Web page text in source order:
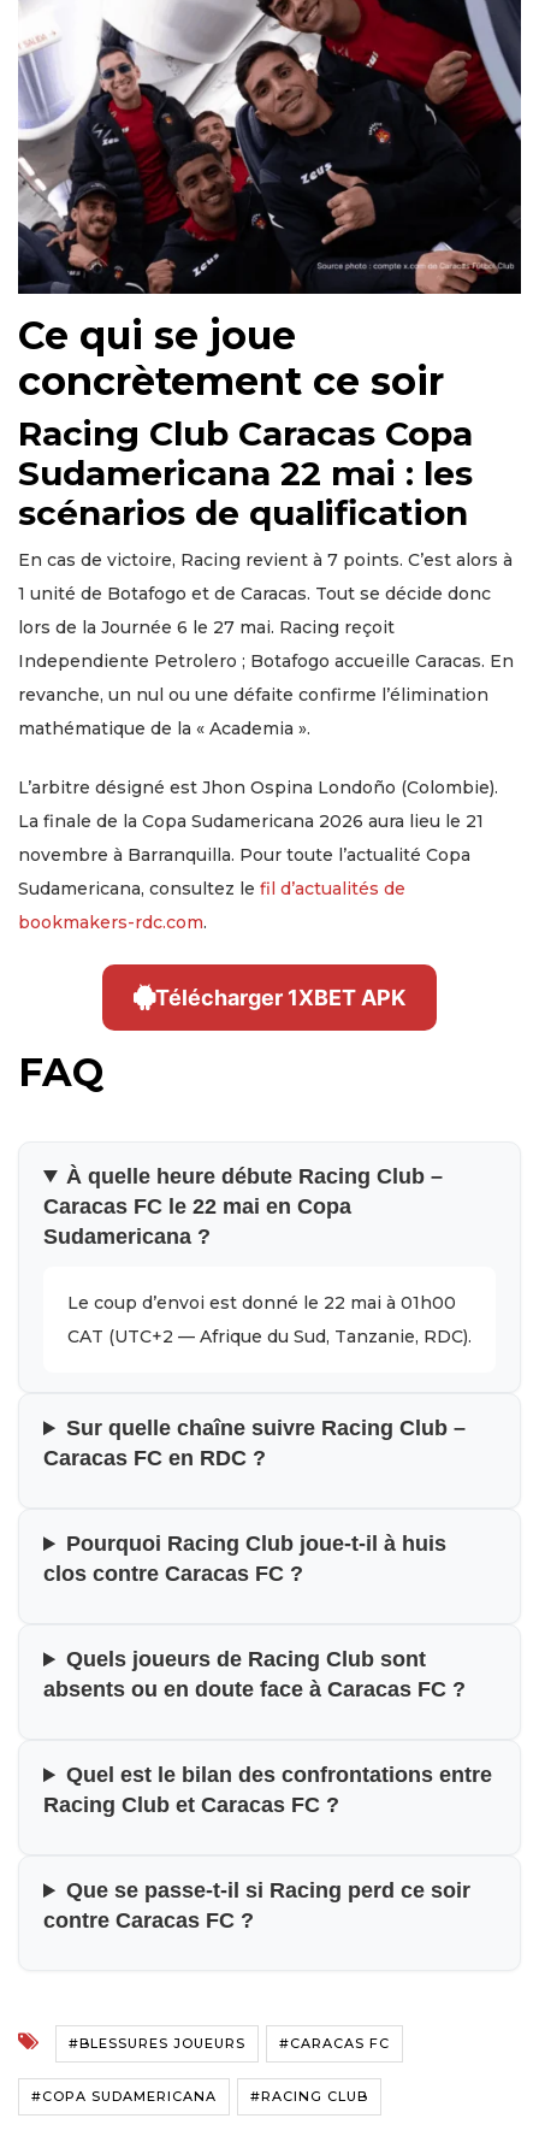
Ce qui se joue
concrètement ce soir
Racing Club Caracas Copa
Sudamericana 22 mai : les
scénarios de qualification
En cas de victoire, Racing revient à 7 points. C’est alors à
1 unité de Botafogo et de Caracas. Tout se décide donc
lors de la Journée 6 le 27 mai. Racing reçoit
Independiente Petrolero ; Botafogo accueille Caracas. En
revanche, un nul ou une défaite confirme l’élimination
mathématique de la « Academia ».
L’arbitre désigné est Jhon Ospina Londoño (Colombie).
La finale de la Copa Sudamericana 2026 aura lieu le 21
novembre à Barranquilla. Pour toute l’actualité Copa
Sudamericana, consultez le fil d’actualités de
bookmakers-rdc.com.
Télécharger 1XBET APK
FAQ
À quelle heure débute Racing Club –
Caracas FC le 22 mai en Copa
Sudamericana ?
Le coup d’envoi est donné le 22 mai à 01h00
CAT (UTC+2 — Afrique du Sud, Tanzanie, RDC).
Sur quelle chaîne suivre Racing Club –
Caracas FC en RDC ?
Pourquoi Racing Club joue-t-il à huis
clos contre Caracas FC ?
Quels joueurs de Racing Club sont
absents ou en doute face à Caracas FC ?
Quel est le bilan des confrontations entre
Racing Club et Caracas FC ?
Que se passe-t-il si Racing perd ce soir
contre Caracas FC ?
#BLESSURES JOUEURS #CARACAS FC
#COPA SUDAMERICANA #RACING CLUB